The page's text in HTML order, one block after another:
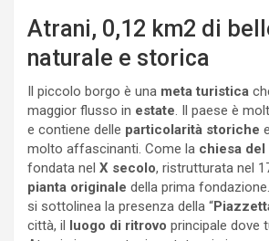
Atrani, 0,12 km2 di
naturale e storica
Il piccolo borgo è una meta turistica
maggior flusso in estate. Il paese è
e contiene delle particolarità storiche e
molto affascinanti. Come la chiesa del
fondata nel X secolo, ristrutturata nel
pianta originale della prima
si sottolinea la presenza della “
città, il luogo di ritrovo principale dove